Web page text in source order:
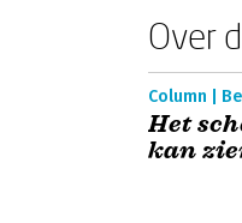
Over
Column |
Het
kan